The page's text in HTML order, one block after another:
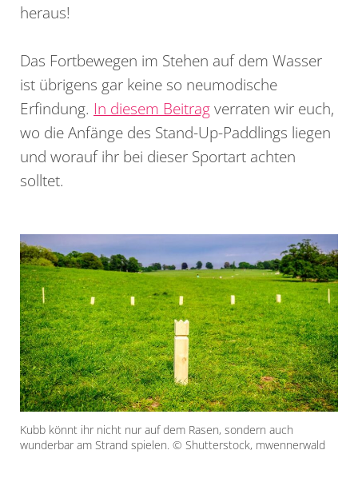
heraus!
Das Fortbewegen im Stehen auf dem Wasser
ist übrigens gar keine so neumodische
Erfindung. In diesem Beitragverraten wir euch,
wo die Anfänge des Stand-Up-Paddlings liegen
und worauf ihr bei dieser Sportart achten
solltet.
Kubb könnt ihr nicht nur auf dem Rasen, sondern auch
wunderbar am Strand spielen. © Shutterstock, mwennerwald